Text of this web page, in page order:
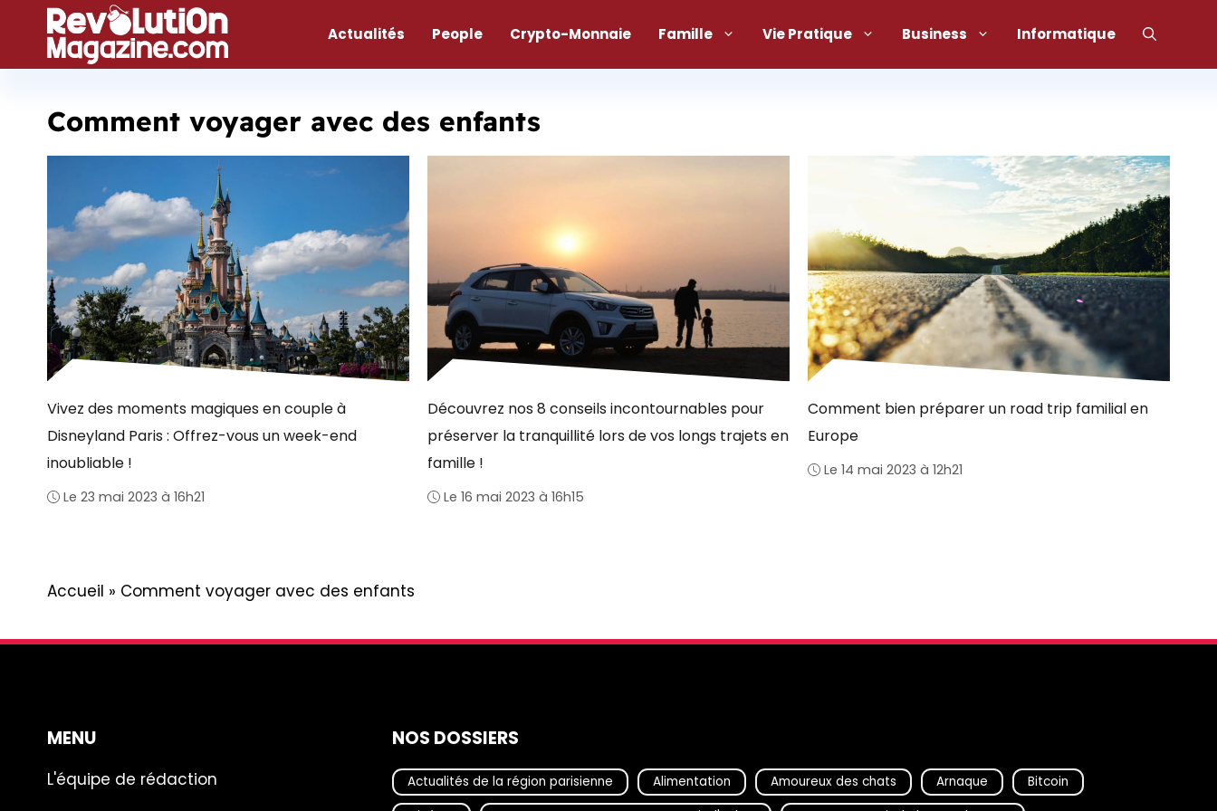
contenu
Actualités People Crypto-Monnaie Famille Vie Pratique Business Informatique
Comment voyager avec des enfants
Vivez des moments magiques en couple à
Disneyland Paris : Offrez-vous un week-end
inoubliable !
Le 23 mai 2023 à 16h21
Découvrez nos 8 conseils incontournables pour
préserver la tranquillité lors de vos longs trajets en
famille !
Le 16 mai 2023 à 16h15
Comment bien préparer un road trip familial en
Europe
Le 14 mai 2023 à 12h21
Accueil » Comment voyager avec des enfants
MENU
L'équipe de rédaction
NOS DOSSIERS
Actualités de la région parisienne Alimentation Amoureux des chats Arnaque
Bitcoin